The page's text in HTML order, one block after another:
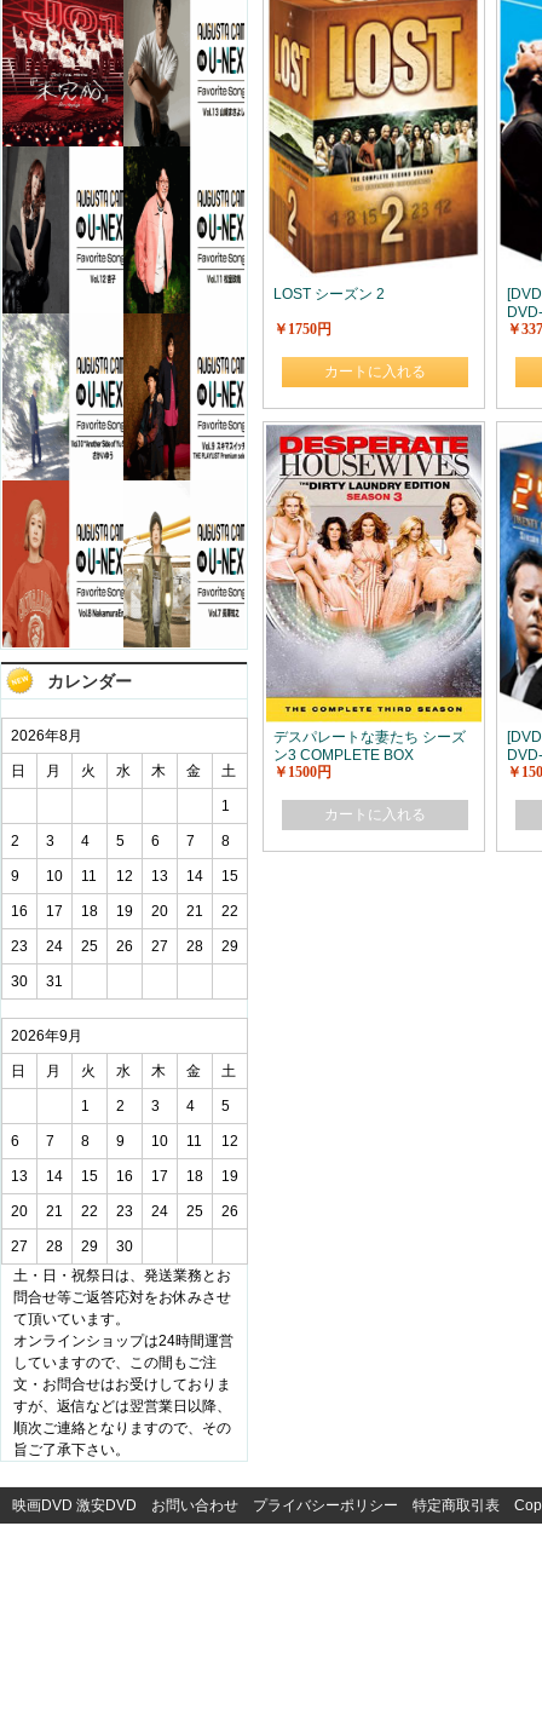
カレンダー
2026年8月
日 月 火 水 木 金 土
1
2 3 4 5 6 7 8
9 10 11 12 13 14 15
16 17 18 19 20 21 22
23 24 25 26 27 28 29
30 31
2026年9月
日 月 火 水 木 金 土
1 2 3 4 5
6 7 8 9 10 11 12
13 14 15 16 17 18 19
20 21 22 23 24 25 26
27 28 29
30
土・日・祝祭日は、発送業務とお
問合せ等ご返答応対をお休みさせ
て頂いています。
オンラインショップは24時間運営
していますので、この間もご注
文・お問合せはお受けしておりま
すが、返信などは翌営業日以降、
順次ご連絡となりますので、その
旨ご了承下さい。
LOST シーズン 2
￥1750円
カートに入れる
￥
デスパレートな妻たち シーズ
ン3 COMPLETE BOX
￥1500円
カートに入れる
￥
映画DVD 激安DVD お問い合わせ プライバシーポリシー 特定商取引表